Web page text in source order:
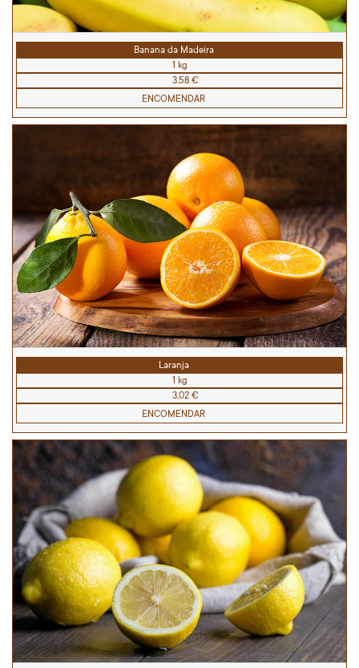
Banana da Madeira
1 kg
3,58 €
ENCOMENDAR
Laranja
1 kg
3,02 €
ENCOMENDAR